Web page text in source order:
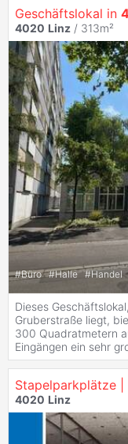
Geschäftslokal in
4020 Linz / 313m²
#Büro #Halle #Handel
Dieses
Gruberstraße liegt,
300 Quadratmetern
Eingängen ein sehr
Stapelparkplätze |
4020 Linz